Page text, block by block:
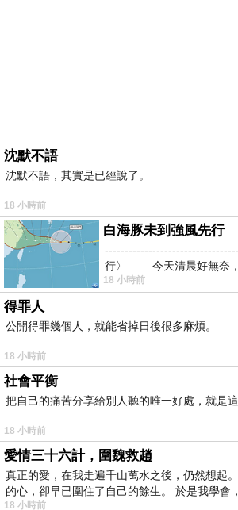
沈默不語
沈默不語，其實是已經說了。
18 小時前
白海豚未到強風先行
行〉 今天清晨好無奈，
18 小時前
得罪人
公開得罪幾個人，就能省掉日後很多麻煩。
18 小時前
社會平衡
把自己的痛苦分享給別人聽的唯一好處，就是
18 小時前
愛情三十六計，圍魏救趙
真正的愛，在我走遍千山萬水之後，仍然想起
的心，卻早已圍住了自己的餘生。 於是我學會
18 小時前